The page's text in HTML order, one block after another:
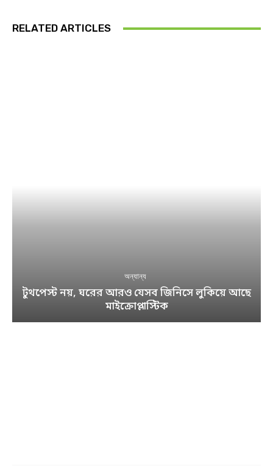
RELATED ARTICLES
অন্যান্য
টুথপেস্ট নয়, ঘরের আরও যেসব জিনিসে লুকিয়ে আছে
মাইক্রোপ্লাস্টিক